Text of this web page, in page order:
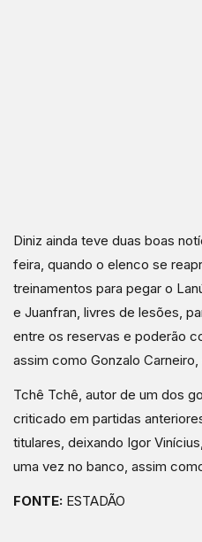
Diniz ainda teve duas boas
feira, quando o elenco se
treinamentos para pegar o
e Juanfran, livres de lesões,
entre os reservas e poderão
assim como Gonzalo
Tchê Tchê, autor de um dos
criticado em partidas
titulares, deixando Igor
uma vez no banco, assim
FONTE: ESTADÃO